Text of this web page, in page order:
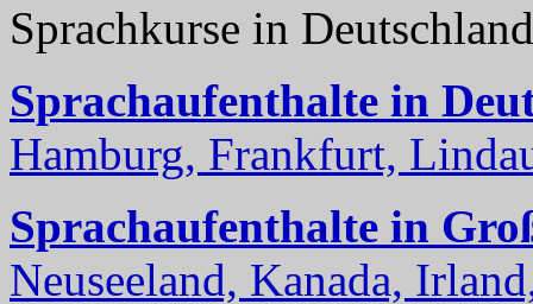
Sprachkurse in
Sprachaufenthalte in
Hamburg, Frankfurt,
Sprachaufenthalte in
Neuseeland, Kanada,